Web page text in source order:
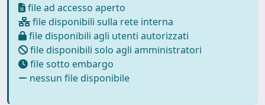
file ad accesso aperto
file disponibili sulla rete interna
file disponibili agli utenti autorizzati
file disponibili solo agli amministratori
file sotto embargo
nessun file disponibile